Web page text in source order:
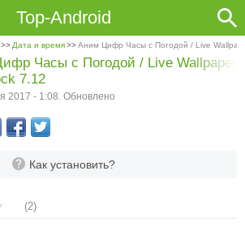
Top-Android
>> Дата и время>>Аним Цифр Часы с Погодой / Live
Как установить?
(2)
Часы с Погодой / Live Wallpaper
7.12
2017 - 1:08. Обновлено